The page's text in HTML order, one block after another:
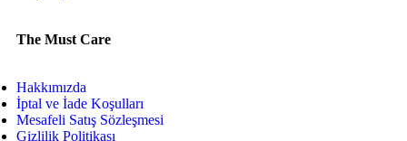
The Must Care
Hakkımızda
İptal ve İade Koşulları
Mesafeli Satış Sözleşmesi
Gizlilik Politikası